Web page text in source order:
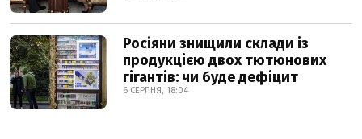
Росіяни знищили склади із
продукцією двох тютюнових
гігантів: чи буде дефіцит
6 СЕРПНЯ, 18:04